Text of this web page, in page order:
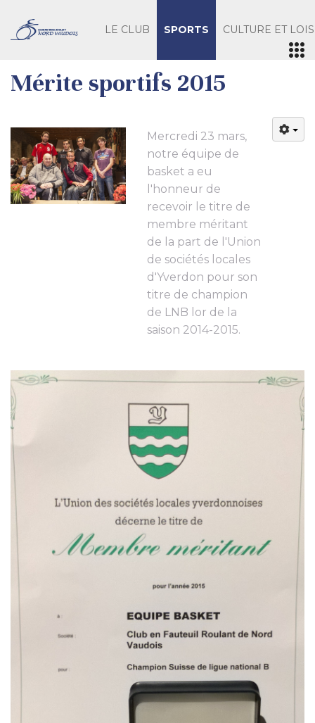
LE CLUB SPORTS CULTURE ET
Mérite sportifs 2015
Mercredi 23 mars,
notre équipe de
basket a eu
l'honneur de
recevoir le titre de
membre méritant
de la part de l'Union
de sociétés locales
d'Yverdon pour son
titre de champion
de LNB lor de la
saison 2014-2015.